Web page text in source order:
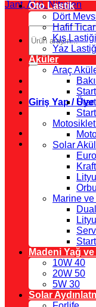
Ara:
Giriş Yap / Üye
Oto Lastik
Dört
Hafif
Kış Lastiği
Yaz
Aküler
Araç
Solar
Marine
Madeni Yağ
10W 40
20W 50
5W 30
Solar